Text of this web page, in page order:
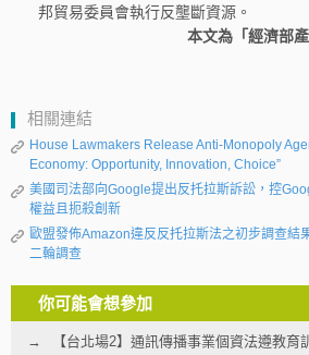
邦貿易委員會執行反壟斷資源。
本文為「經濟部
相關連結
House Lawmakers Release Anti-Monopoly
Economy: Opportunity, Innovation, Choice”
美國司法部向Google提出反托拉斯訴訟，控
權益且扼殺創新
歐盟發佈Amazon違反反托拉斯法之初步調查結
二輪調查
你可能會想參加
【台北場2】通訊傳播事業個資法遵教育